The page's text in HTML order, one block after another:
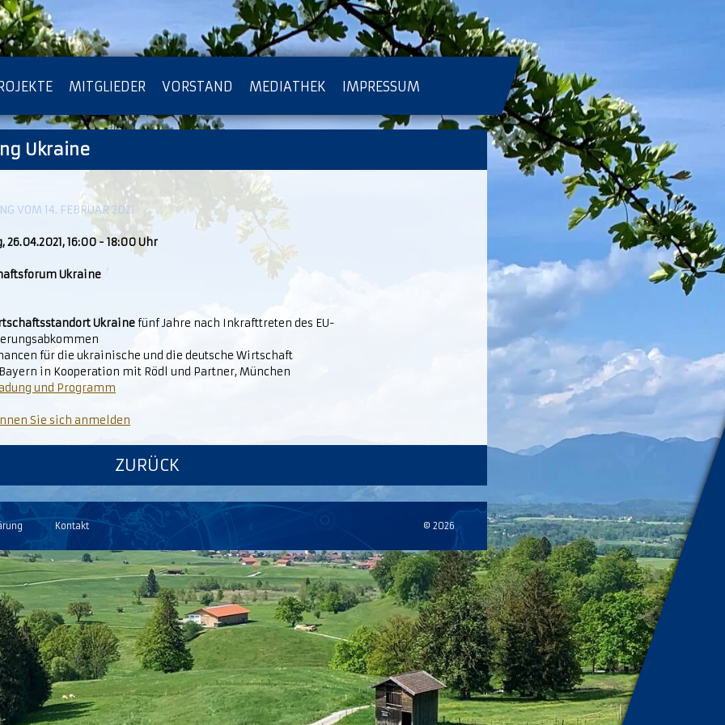
MITGLIEDER VORSTAND MEDIATHEK IMPRESSUM
Ukraine
VOM 14. FEBRUAR 2021
26.04.2021, 16:00 - 18:00 Uhr
Ukraine
Ukrainefünf Jahre nach Inkrafttreten des EU-
für die ukrainische und die deutsche Wirtschaft
Bayern in Kooperation mit Rödl und Partner, München
und Programm
Sie sich anmelden
ZURÜCK
Kontakt © 2026